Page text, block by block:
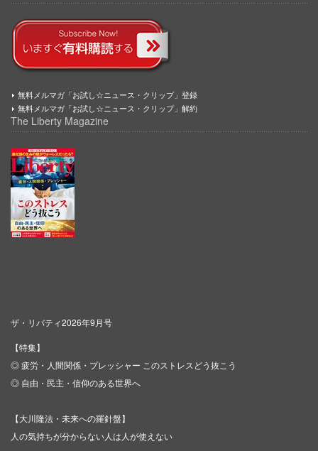
無料メルマガ「お試し☆ニュース・クリップ」登録
無料メルマガ「お試し☆ニュース・クリップ」解約
The Liberty Magazine
ザ・リバティ2026年9月号
【特集】
◎ 疲労・人間関係・プレッシャー このストレスどう抜こう
◎ 自由・民主・信仰のある世界へ
【大川隆法・未来への羅針盤】
人の気持ちが分からない人は人が使えない